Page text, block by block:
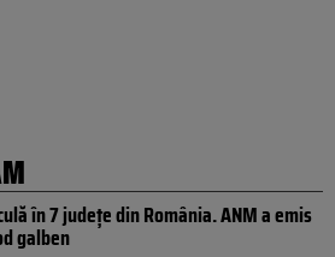
în 7 județe din România. ANM a emis
galben